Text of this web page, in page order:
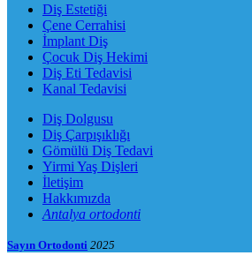
Diş Estetiği
Çene Cerrahisi
İmplant Diş
Çocuk Diş Hekimi
Diş Eti Tedavisi
Kanal Tedavisi
Diş Dolgusu
Diş Çarpışıklığı
Gömülü Diş Tedavi
Yirmi Yaş Dişleri
İletişim
Hakkımızda
Antalya ortodonti
Sayın Ortodonti 2025